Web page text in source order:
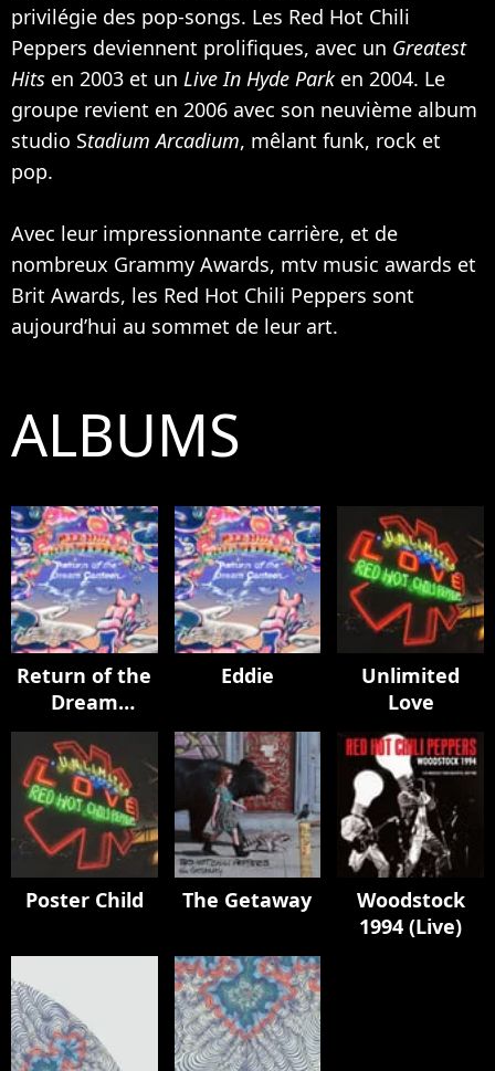
privilégie des pop-songs. Les Red Hot Chili
Peppers deviennent prolifiques, avec un Greatest
Hits en 2003 et un Live In Hyde Park en 2004. Le
groupe revient en 2006 avec son neuvième album
studio Stadium Arcadium, mêlant funk, rock et
pop.
Avec leur impressionnante carrière, et de
nombreux Grammy Awards, mtv music awards et
Brit Awards, les Red Hot Chili Peppers sont
aujourd’hui au sommet de leur art.
ALBUMS
Return of the
Dream
Canteen
Eddie
Unlimited
Love
Poster Child The Getaway
Woodstock
1994 (Live)